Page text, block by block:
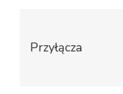
Przyłącza